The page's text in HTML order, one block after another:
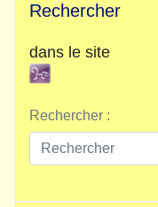
Rechercher
dans le site
Rechercher :